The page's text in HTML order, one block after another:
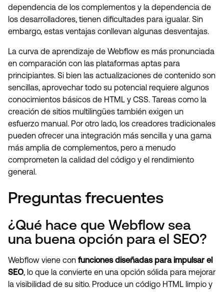
dependencia de los complementos y la dependencia de
los desarrolladores, tienen dificultades para igualar. Sin
embargo, estas ventajas conllevan algunas desventajas.
La curva de aprendizaje de Webflow es más pronunciada
en comparación con las plataformas aptas para
principiantes. Si bien las actualizaciones de contenido son
sencillas, aprovechar todo su potencial requiere algunos
conocimientos básicos de HTML y CSS. Tareas como la
creación de sitios multilingües también exigen un
esfuerzo manual. Por otro lado, los creadores tradicionales
pueden ofrecer una integración más sencilla y una gama
más amplia de complementos, pero a menudo
comprometen la calidad del código y el rendimiento
general.
Preguntas frecuentes
¿Qué hace que Webflow sea
una buena opción para el SEO?
Webflow viene con funciones diseñadas para impulsar el
SEO, lo que la convierte en una opción sólida para mejorar
la visibilidad de su sitio. Produce un código HTML limpio y